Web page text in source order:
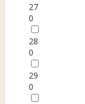
27
0
28
0
29
0